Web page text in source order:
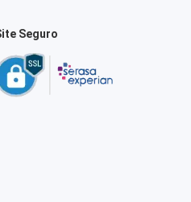
Seguro